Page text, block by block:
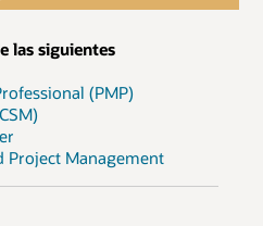
las siguientes
(PMP)
Project Management